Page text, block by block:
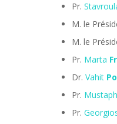
Pr.
M. le
M. le
Pr. Marta
Dr. Vahit
Pr.
Pr.